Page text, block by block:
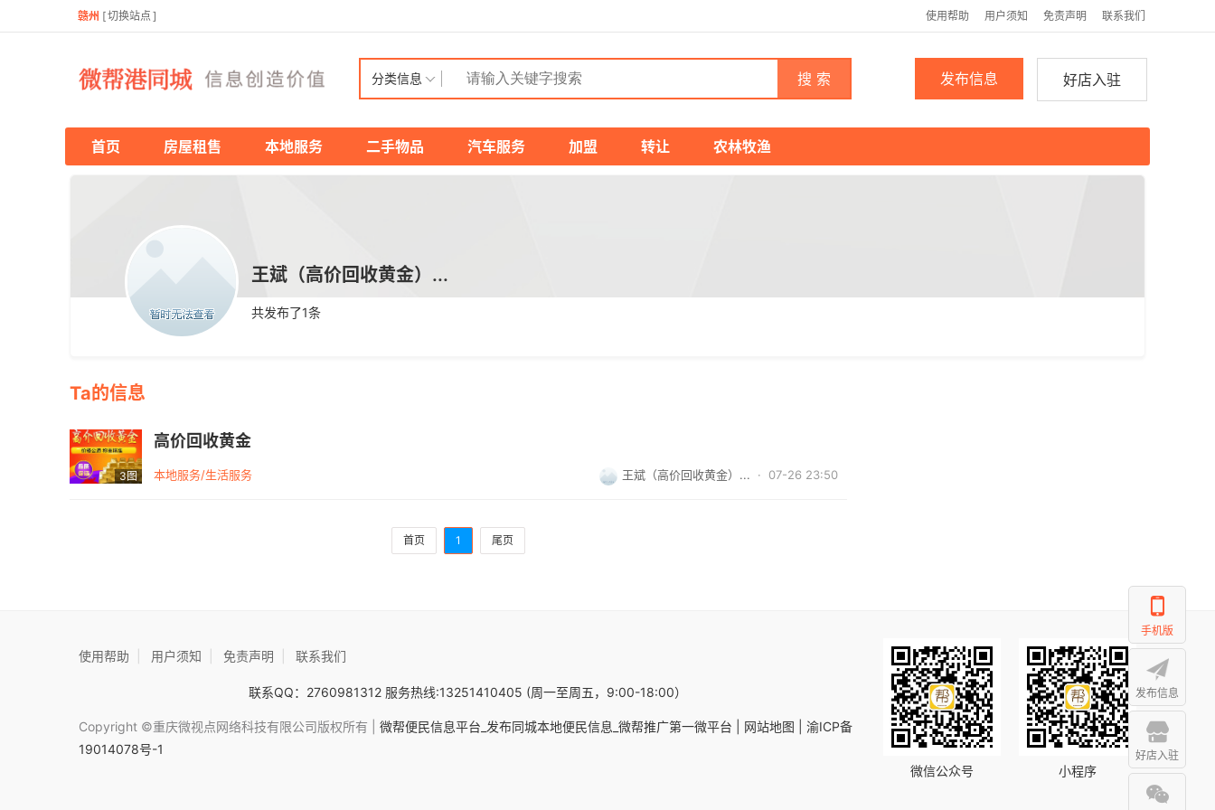
赣州 [切换站点 ] 使用帮助 用户须知 免责声明 联系我们
分类信息 搜 索 好店入驻
发布信息
首页 房屋租售 本地服务 二手物品 汽车服务 加盟 转让 农林牧渔
王斌（高价回收黄金）...
共发布了1条
Ta的信息
3图
高价回收黄金
本地服务/生活服务 王斌（高价回收黄金）... · 07-26 23:50
首页 1 尾页
使用帮助 用户须知 免责声明 联系我们
联系QQ：2760981312 服务热线:13251410405 (周一至周五，9:00-18:00）
Copyright ©重庆微视点网络科技有限公司版权所有 | 微帮便民信息平台_发布同城本地便民信息_微帮推广第一微平台 | 网站地图 |
渝ICP备
19014078号-1
小程序
微信公众号
手机版
发布信息
好店入驻